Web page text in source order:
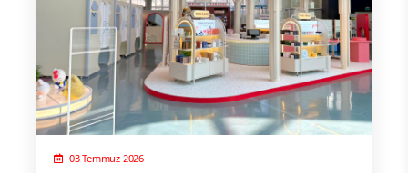
03 Temmuz 2026